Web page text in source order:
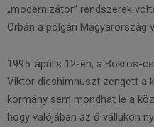
„modernizátor” rendszerek
Orbán a polgári Magyarország
1995. április 12-én, a Bokros-
Viktor dicshimnuszt zengett a
kormány sem mondhat le a
hogy valójában az ő vállukon